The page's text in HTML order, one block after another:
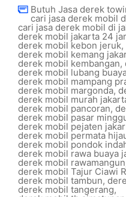
Butuh Jasa derek
cari jasa derek mobil
cari jasa derek mobil di
derek mobil jakarta 24
derek mobil kebon jeruk,
derek mobil kemang
derek mobil kembangan,
derek mobil lubang
derek mobil mampang
derek mobil margonda,
derek mobil murah
derek mobil pancoran,
derek mobil pasar
derek mobil pejaten
derek mobil permata
derek mobil pondok
derek mobil rawa buaya
derek mobil rawamangun
derek mobil Tajur Ciawi
derek mobil tambun,
derek mobil tangerang,